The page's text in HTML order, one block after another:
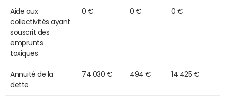
Aide aux
collectivités ayant
souscrit des
emprunts
toxiques
0 € 0 € 0 €
Annuité de la
dette
74 030 € 494 € 14 425 €